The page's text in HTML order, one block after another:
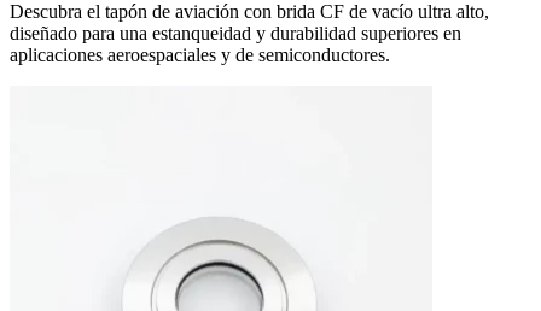
Descubra el tapón de aviación con brida CF de vacío ultra alto,
diseñado para una estanqueidad y durabilidad superiores en
aplicaciones aeroespaciales y de semiconductores.